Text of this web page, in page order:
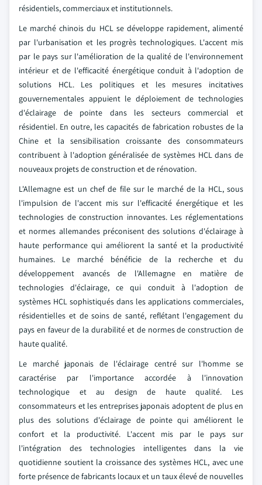
résidentiels, commerciaux et institutionnels.
Le marché chinois du HCL se développe rapidement, alimenté
par l'urbanisation et les progrès technologiques. L'accent mis
par le pays sur l'amélioration de la qualité de l'environnement
intérieur et de l'efficacité énergétique conduit à l'adoption de
solutions HCL. Les politiques et les mesures incitatives
gouvernementales appuient le déploiement de technologies
d'éclairage de pointe dans les secteurs commercial et
résidentiel. En outre, les capacités de fabrication robustes de la
Chine et la sensibilisation croissante des consommateurs
contribuent à l'adoption généralisée de systèmes HCL dans de
nouveaux projets de construction et de rénovation.
L'Allemagne est un chef de file sur le marché de la HCL, sous
l'impulsion de l'accent mis sur l'efficacité énergétique et les
technologies de construction innovantes. Les réglementations
et normes allemandes préconisent des solutions d'éclairage à
haute performance qui améliorent la santé et la productivité
humaines. Le marché bénéficie de la recherche et du
développement avancés de l'Allemagne en matière de
technologies d'éclairage, ce qui conduit à l'adoption de
systèmes HCL sophistiqués dans les applications commerciales,
résidentielles et de soins de santé, reflétant l'engagement du
pays en faveur de la durabilité et de normes de construction de
haute qualité.
Le marché japonais de l'éclairage centré sur l'homme se
caractérise par l'importance accordée à l'innovation
technologique et au design de haute qualité. Les
consommateurs et les entreprises japonais adoptent de plus en
plus des solutions d'éclairage de pointe qui améliorent le
confort et la productivité. L'accent mis par le pays sur
l'intégration des technologies intelligentes dans la vie
quotidienne soutient la croissance des systèmes HCL, avec une
forte présence de fabricants locaux et un taux élevé de nouvelles